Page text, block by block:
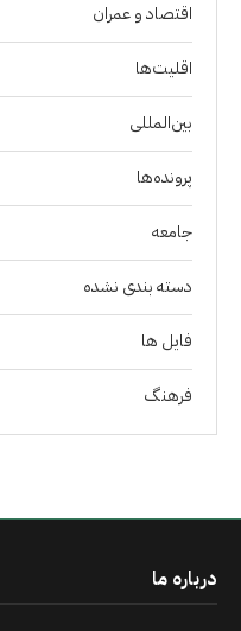
اقتصاد و عمران
اقلیت‌ها
بین‌المللی
پرونده‌ها
جامعه
دسته بندی نشده
فايل ها
فرهنگ
درباره ما